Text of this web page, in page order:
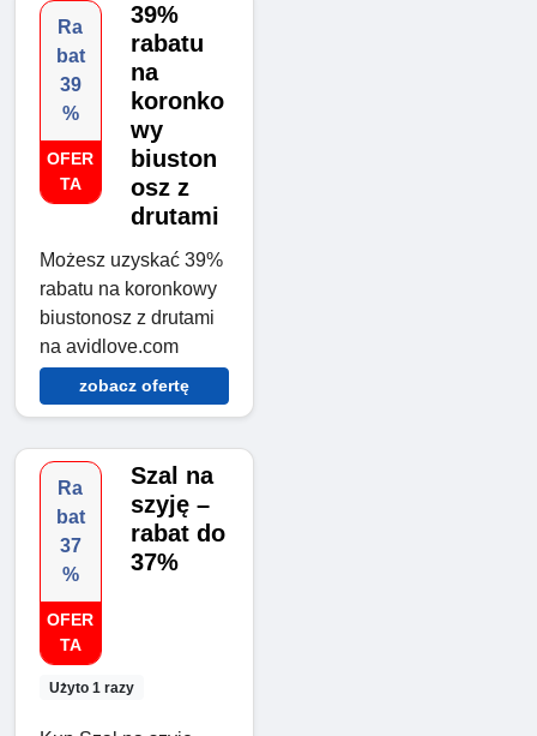
Ra
bat
39
%
OFER
TA
39%
rabatu
na
koronko
wy
biuston
osz z
drutami
Możesz uzyskać 39%
rabatu na koronkowy
biustonosz z drutami
na avidlove.com
zobacz ofertę
Ra
bat
37
%
OFER
TA
Użyto 1 razy
Szal na
szyję –
rabat do
37%